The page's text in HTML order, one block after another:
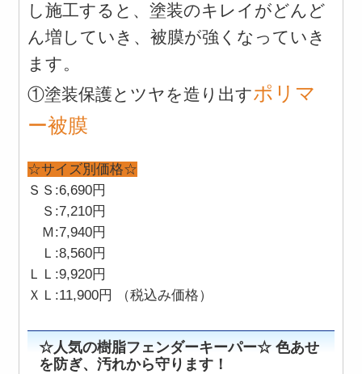
し施工すると、塗装のキレイがどんど
ん増していき、被膜が強くなっていき
ます。
①塗装保護とツヤを造り出すポリマ
ー被膜
☆サイズ別価格☆
ＳＳ:6,690円
Ｓ:7,210円
Ｍ:7,940円
Ｌ:8,560円
ＬＬ:9,920円
ＸＬ:11,900円 （税込み価格）
☆人気の樹脂フェンダーキーパー☆ 色あせ
を防ぎ、汚れから守ります！